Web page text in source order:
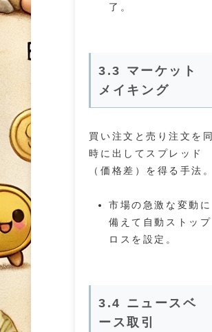
了。
3.3 マーケット
メイキング
買い注文と売り注文を同
時に出してスプレッド
（価格差）を得る手法。
市場の急激な変動に
備えて自動ストップ
ロスを設定。
3.4 ニュースベ
ース取引